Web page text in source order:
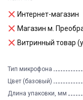
Интернет-магазин
Магазин м.
Витринный товар
Тип микрофона
Цвет (базовый)
Длина упаковки, мм